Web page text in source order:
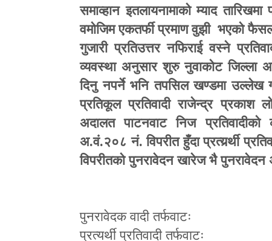
समाव्हान इतलायनामाको म्याद
वमोजिम एकतर्फी प्रमाण वुझी भएको
गुजारी प्रतिउत्तर नफिराई वस्ने
व्यवस्था अनुसार शुरु नुवाकोट जिल्ला
दिनु नपर्ने भनि तपसिल खण्डमा उल्लेख
प्रतिकूल प्रतिवादी राजेन्द्र प्रकाश
अदालत पाटनवाट निज
अ.वं.२०८ नं. विपरीत हुँदा प्रत्यर्र्थी
विपरीतको पुनरावेदन खारेज भै
पुनरावेदक वादी तर्फवाटः
प्रत्यर्थी प्रतिवादी तर्फवाटः